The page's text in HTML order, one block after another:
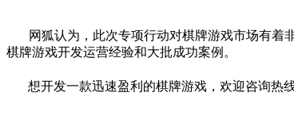
网狐认为，此次专项行动对棋牌游戏市场有着
棋牌游戏开发运营经验和大批成功案例。
想开发一款迅速盈利的棋牌游戏，欢迎咨询热